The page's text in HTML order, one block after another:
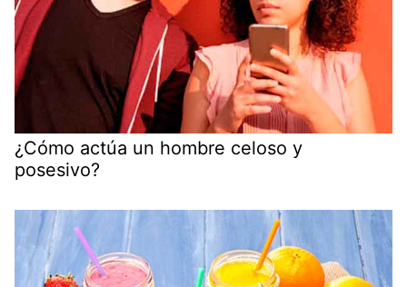
¿Cómo actúa un hombre celoso y
posesivo?